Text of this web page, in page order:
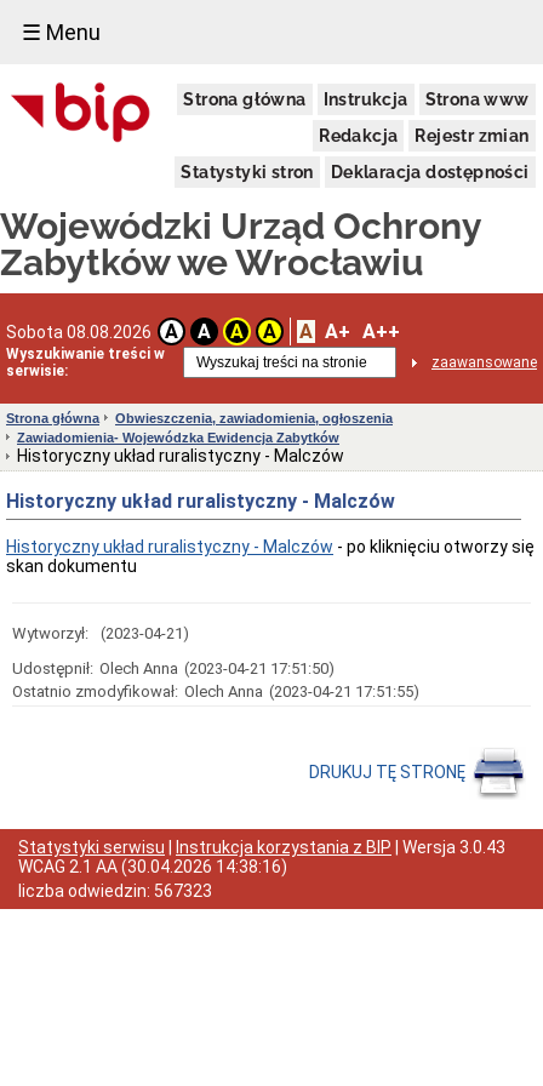
☰ Menu
Strona główna Instrukcja
Strona www
Redakcja
Rejestr zmian
Statystyki stron
Deklaracja dostępności
Wojewódzki Urząd Ochrony
Zabytków we Wrocławiu
Sobota 08.08.2026 A A A A A A+ A++
Wyszukiwanie treści w
serwisie:
zaawansowane
Dostępność
Deklaracja
dostępności
realizowanym
projekcie
dofinansowanym
Europejskich
Delegatury
adresowe
Podstawy
prawne
działalności
Osoby
i
kompetencje
Przedmiot
kompetencje
finansowa
Statystyki
klienta
Jak
załatwić
Strona główna
Obwieszczenia, zawiadomienia, ogłoszenia
Zawiadomienia- Wojewódzka Ewidencja Zabytków
Historyczny układ ruralistyczny - Malczów
Historyczny układ ruralistyczny - Malczów
Historyczny układ ruralistyczny - Malczów - po kliknięciu otworzy się
skan dokumentu
Wytworzył:
(2023-04-21)
Udostępnił: Olech Anna (2023-04-21 17:51:50)
Ostatnio zmodyfikował: Olech Anna (2023-04-21 17:51:55)
DRUKUJ TĘ STRONĘ
Statystyki serwisu Instrukcja korzystania z BIP | Wersja 3.0.43
WCAG 2.1 AA(30.04.2026 14:38:16)
liczba odwiedzin: 567323